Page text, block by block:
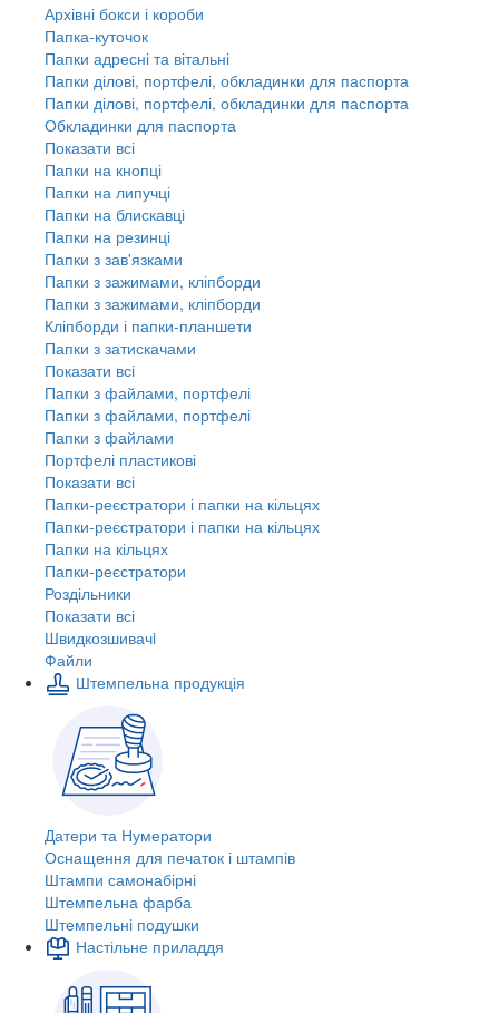
Архівні бокси і короби
Папка-куточок
Папки адресні та вітальні
Папки ділові, портфелі, обкладинки для паспорта
Папки ділові, портфелі, обкладинки для паспорта
Обкладинки для паспорта
Показати всі
Папки на кнопці
Папки на липучці
Папки на блискавці
Папки на резинці
Папки з зав'язками
Папки з зажимами, кліпборди
Папки з зажимами, кліпборди
Кліпборди і папки-планшети
Папки з затискачами
Показати всі
Папки з файлами, портфелі
Папки з файлами, портфелі
Папки з файлами
Портфелі пластикові
Показати всі
Папки-реєстратори і папки на кільцях
Папки-реєстратори і папки на кільцях
Папки на кільцях
Папки-реєстратори
Роздільники
Показати всі
Швидкозшивачi
Файли
Штемпельна продукція
Датери та Нумератори
Оснащення для печаток і штампів
Штампи самонабірні
Штемпельна фарба
Штемпельні подушки
Настільне приладдя